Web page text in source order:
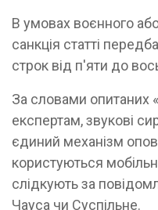
В умовах воєнного
санкція статті
строк від п'яти до
За словами опитаних
експертам, звукові
єдиний механізм
користуються
слідкують за
Чауса чи Суспільне.